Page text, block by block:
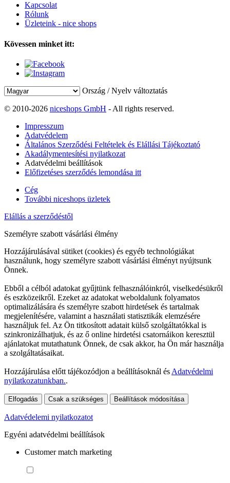
Kapcsolat
Rólunk
Üzleteink - nice shops
Kövessen minket itt:
Ország / Nyelv változtatás
© 2010-2026 niceshops GmbH - All rights reserved.
Impresszum
Adatvédelem
Általános Szerződési Feltételek és Elállási Tájékoztató
Akadálymentesítési nyilatkozat
Adatvédelmi beállítások
Előfizetéses szerződés lemondása itt
Cég
További niceshops üzletek
Elállás a szerződéstől
Személyre szabott vásárlási élmény
Hozzájárulásával sütiket (cookies) és egyéb technológiákat
használunk, hogy személyre szabott vásárlási élményt nyújtsunk
Önnek.
Ebből a célból adatokat gyűjtünk felhasználóinkról, viselkedésükről
és eszközeikről. Ezeket az adatokat weboldalunk folyamatos
optimalizálására és személyre szabott hirdetések és tartalmak
megjelenítésére, valamint a használati statisztikák elemzésére
használjuk fel. Az Ön titkosított adatait külső szolgáltatókkal is
szinkronizálhatjuk, és az ő online hirdetési csatornáikon keresztül
ajánlatokat mutathatunk Önnek, de csak akkor, ha Ön már használja
a szolgáltatásaikat.
Hozzájárulása előtt tájékozódjon a beállításoknál és Adatvédelmi
nyilatkozatunkban..
Elfogadás Csak a szükséges Beállítások módosítása
Adatvédelemi nyilatkozatot
Egyéni adatvédelmi beállítások
Customer match marketing